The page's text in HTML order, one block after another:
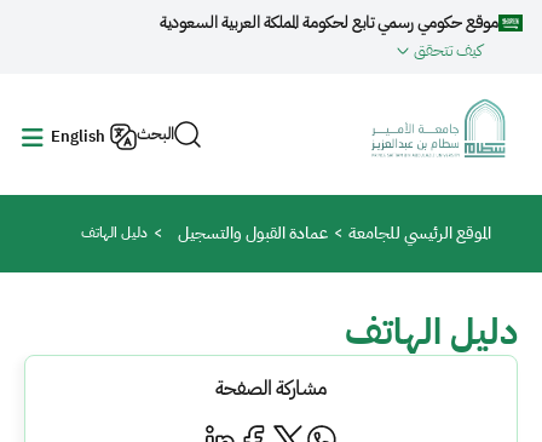
تجاوز إلى المحتوى الرئيسي
موقع حكومي رسمي تابع لحكومة المملكة العربية السعودية
كيف تتحقق
البحث English
مسار التنقل
الموقع الرئيسي للجامعة عمادة القبول والتسجيل دليل الهاتف
دليل الهاتف
مشاركة الصفحة